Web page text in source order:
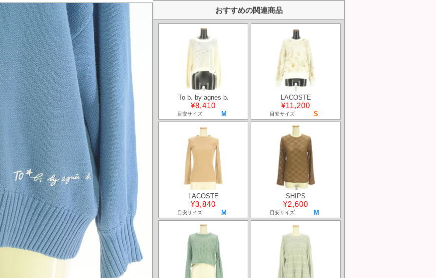
おすすめの関連商品
To b. by agnes b.
¥8,410
目安サイズ M
LACOSTE
¥11,200
目安サイズ S
LACOSTE
¥3,840
目安サイズ M
SHIPS
¥2,600
目安サイズ M